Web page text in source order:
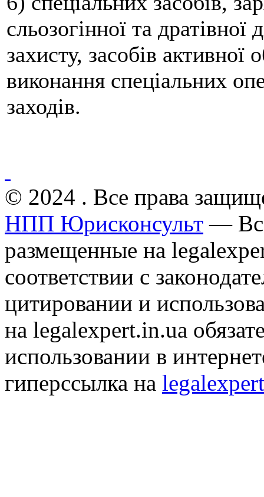
сльозогінної та дратівної
захисту, засобів активної
виконання спеціальних
заходів.
© 2024 . Все права
НПП Юрисконсульт —
размещенные на
соответствии с
цитировании и
на legalexpert.in.ua
использовании в
гиперссылка на